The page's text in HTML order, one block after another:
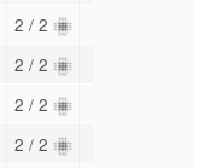
2 / 2
2 / 2
2 / 2
2 / 2